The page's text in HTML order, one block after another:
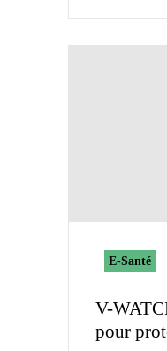
E-Santé
V-
pour